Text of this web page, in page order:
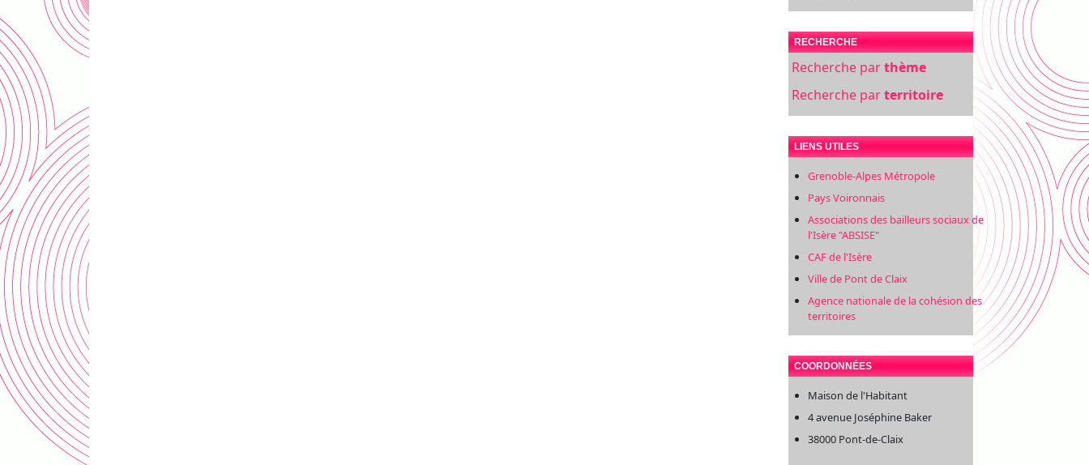
RECHERCHE
Recherche parthème
Recherche parterritoire
LIENS UTILES
Grenoble-Alpes Métropole
Pays Voironnais
Associations des bailleurs sociaux de
l'Isère "ABSISE"
CAF de l'Isère
Ville de Pont de Claix
Agence nationale de la cohésion des
territoires
COORDONNÉES
Maison de l'Habitant
4 avenue Joséphine Baker
38000 Pont-de-Claix